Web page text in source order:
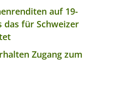
auf 19-
das für Schweizer
Zugang zum